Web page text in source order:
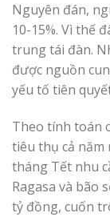
Nguyên đán,
10-15%. Vì thế
trung tái đàn.
được nguồn
yếu tố tiên
Theo tính toán
tiêu thụ cả năm
tháng Tết nhu
Ragasa và bão
tỷ đồng, cuốn